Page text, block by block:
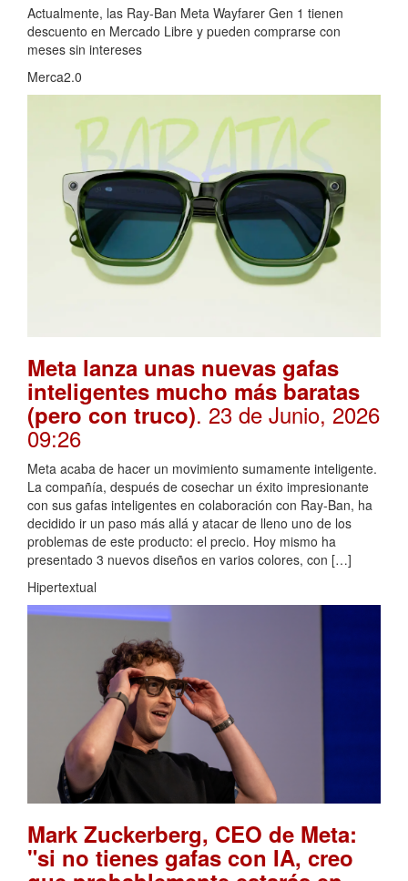
Actualmente, las Ray-Ban Meta Wayfarer Gen 1 tienen
descuento en Mercado Libre y pueden comprarse con
meses sin intereses
Merca2.0
Meta lanza unas nuevas gafas
inteligentes mucho más baratas
(pero con truco). 23 de Junio, 2026
09:26
Meta acaba de hacer un movimiento sumamente inteligente.
La compañía, después de cosechar un éxito impresionante
con sus gafas inteligentes en colaboración con Ray-Ban, ha
decidido ir un paso más allá y atacar de lleno uno de los
problemas de este producto: el precio. Hoy mismo ha
presentado 3 nuevos diseños en varios colores, con […]
Hipertextual
Mark Zuckerberg, CEO de Meta:
"si no tienes gafas con IA, creo